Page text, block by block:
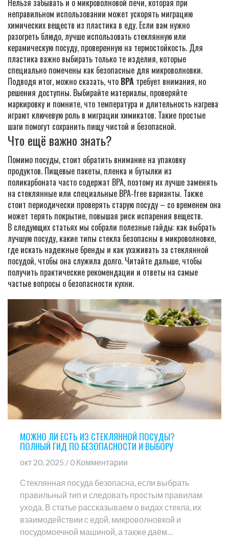
Нельзя забывать и о микроволновой печи, которая при
неправильном использовании может ускорять миграцию
химических веществ из пластика в еду. Если вам нужно
разогреть блюдо, лучше использовать стеклянную или
керамическую посуду, проверенную на термостойкость. Для
пластика важно выбирать только те изделия, которые
специально помечены как безопасные для микроволновки.
Подводя итог, можно сказать, что BPA требует внимания, но
решения доступны. Выбирайте материалы, проверяйте
маркировку и помните, что температура и длительность нагрева
играют ключевую роль в миграции химикатов. Такие простые
шаги помогут сохранить пищу чистой и безопасной.
Что ещё важно знать?
Помимо посуды, стоит обратить внимание на упаковку
продуктов. Пищевые пакеты, пленка и бутылки из
поликарбоната часто содержат BPA, поэтому их лучше заменять
на стеклянные или специальные BPA‑free варианты. Также
стоит периодически проверять старую посуду – со временем она
может терять покрытие, повышая риск испарения веществ.
В следующих статьях мы собрали полезные гайды: как выбрать
лучшую посуду, какие типы стекла безопасны в микроволновке,
где искать надежные бренды и как ухаживать за стеклянной
посудой, чтобы она служила долго. Читайте дальше, чтобы
получить практические рекомендации и ответы на самые
частые вопросы о безопасности кухни.
МОЖНО ЛИ ЕСТЬ ИЗ СТЕКЛЯННОЙ ПОСУДЫ?
ПОЛНЫЙ ГИД ПО БЕЗОПАСНОСТИ И ВЫБОРУ
окт 20, 2025 / 0 Комментарии
Стеклянная посуда безопасна, если выбрать
правильный тип и следовать простым правилам
ухода. В статье рассказываем о видах стекла, их
взаимодействии с едой, микроволновкой и
посудомоечной машиной, а также даём